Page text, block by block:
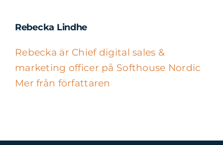
Rebecka Lindhe
Rebecka är Chief digital sales &
marketing officer på Softhouse Nordic
Mer från författaren